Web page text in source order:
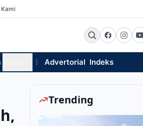
Advertorial Indeks
Trending